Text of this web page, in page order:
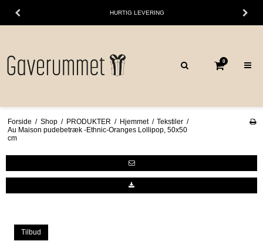
HURTIG LEVERING
0
Forside / Shop / PRODUKTER / Hjemmet / Tekstiler /
Au Maison pudebetræk -Ethnic-Oranges Lollipop, 50x50
cm
Tilbud